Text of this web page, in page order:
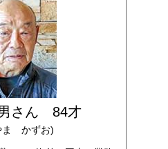
さん 84才
ま かずお)